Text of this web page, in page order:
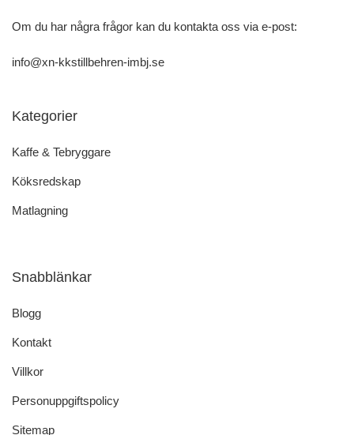
Om du har några frågor kan du kontakta oss via e-post:
info@xn-kkstillbehren-imbj.se
Kategorier
Kaffe & Tebryggare
Köksredskap
Matlagning
Snabblänkar
Blogg
Kontakt
Villkor
Personuppgiftspolicy
Sitemap